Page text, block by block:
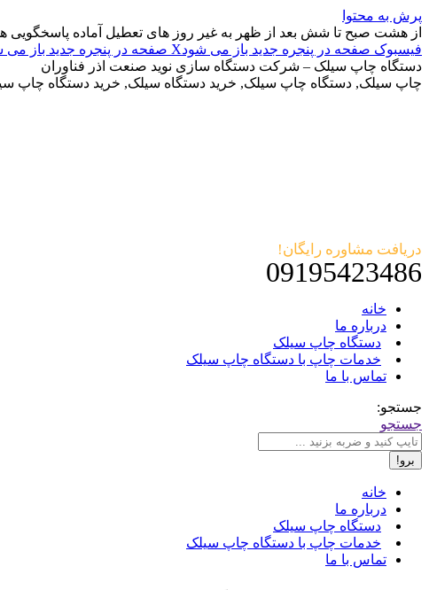
پرش به محتوا
از هشت صبح تا شش بعد از ظهر به غیر روز های تعطیل آماده پاسخگویی
فیسبوک صفحه در پنجره جدید باز می شودX صفحه در پنجره جدید باز می شود
دستگاه چاپ سیلک – شرکت دستگاه سازی نوید صنعت اذر فناوران
چاپ سیلک, دستگاه چاپ سیلک, خرید دستگاه سیلک, خرید دستگاه چاپ
دریافت مشاوره رایگان!
09195423486
خانه
درباره ما
دستگاه چاپ سیلک
خدمات چاپ با دستگاه چاپ سیلک
تماس با ما
جستجو:
جستجو
خانه
درباره ما
دستگاه چاپ سیلک
خدمات چاپ با دستگاه چاپ سیلک
تماس با ما